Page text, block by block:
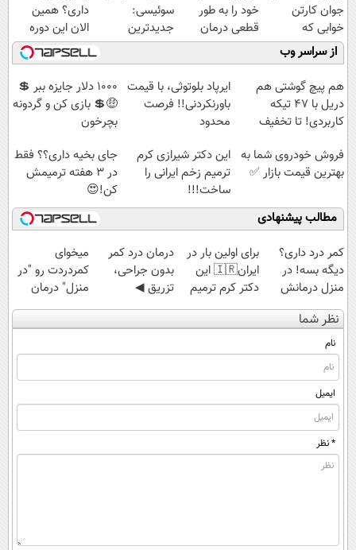
جوان کارتن
خوابی که
میلیاردر شد.
آموزش رایگان
خود را به طور
قطعی درمان
کنید!
◗پرسش‌نامه◖
سوئیسی:
جدیدترین
فناوری اروپا،
سبک و مقاوم |
پرداخت قسطی
داری؟ همین
الان این دوره
رایگان رو شرکت
کن تا دیر نشده!
از سراسر وب
هم پیچ گوشتی هم
دریل با 47 تیکه
کاربردی! تا تخفیف
ایرپاد بلوتوثی، با قیمت
باورنکردنی!! فرصت
محدود
1000 دلار جایزه ببر 💲
🤑💲 بازی کن و گردونه
بچرخون
فروش خودروی شما به
بهترین قیمت بازار ✅
این دکتر شیرازی کرم
ترمیم زخم ایرانی را
ساخت!!!
جای بخیه داری؟؟ فقط
در 3 هفته ترمیمش
کن!😍
مطالب پیشنهادی
کمر درد داری؟
دیگه بسه! در
منزل درمانش
کن
(◀پرسش‌نامه)
برای اولین بار در
ایران🇮🇷 این
دکتر کرم ترمیم
کننده 23 روزه
درمان درد کمر
بدون جراحی،
تزریق ◀
پرسش‌نامه رو پر
میخوای
کمردردت رو "در
منزل" درمان
کنی؟ (◂فیلم +
نظر شما
نام
ایمیل
* نظر